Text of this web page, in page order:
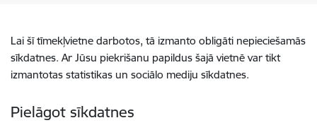
Lai šī tīmekļvietne darbotos, tā izmanto obligāti nepieciešamās
sīkdatnes. Ar Jūsu piekrišanu papildus šajā vietnē var tikt
izmantotas statistikas un sociālo mediju sīkdatnes.
Pielāgot sīkdatnes